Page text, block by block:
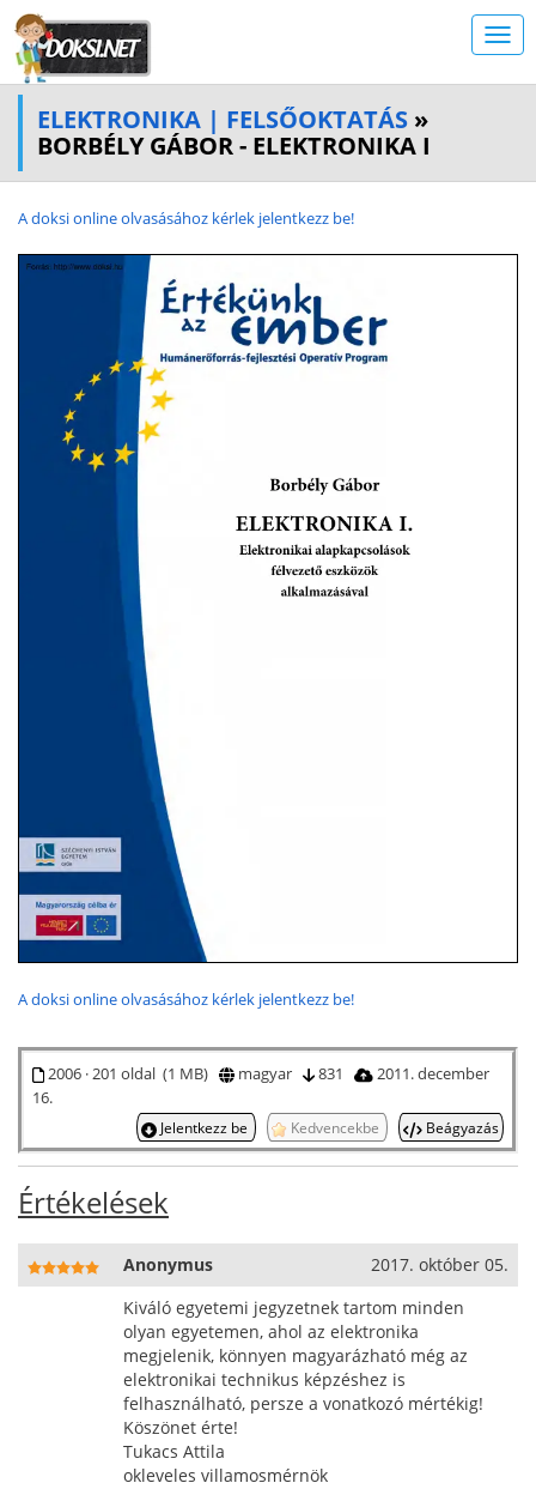
ELEKTRONIKA | FELSŐOKTATÁS »
BORBÉLY GÁBOR - ELEKTRONIKA I
A doksi online olvasásához kérlek jelentkezz be!
A doksi online olvasásához kérlek jelentkezz be!
2006 · 201 oldal (1 MB) magyar 831
2011. december
16.
Jelentkezz be Kedvencekbe Beágyazás
Értékelések
Anonymus
2017. október 05.
Kiváló egyetemi jegyzetnek tartom minden
olyan egyetemen, ahol az elektronika
megjelenik, könnyen magyarázható még az
elektronikai technikus képzéshez is
felhasználható, persze a vonatkozó mértékig!
Köszönet érte!
Tukacs Attila
okleveles villamosmérnök